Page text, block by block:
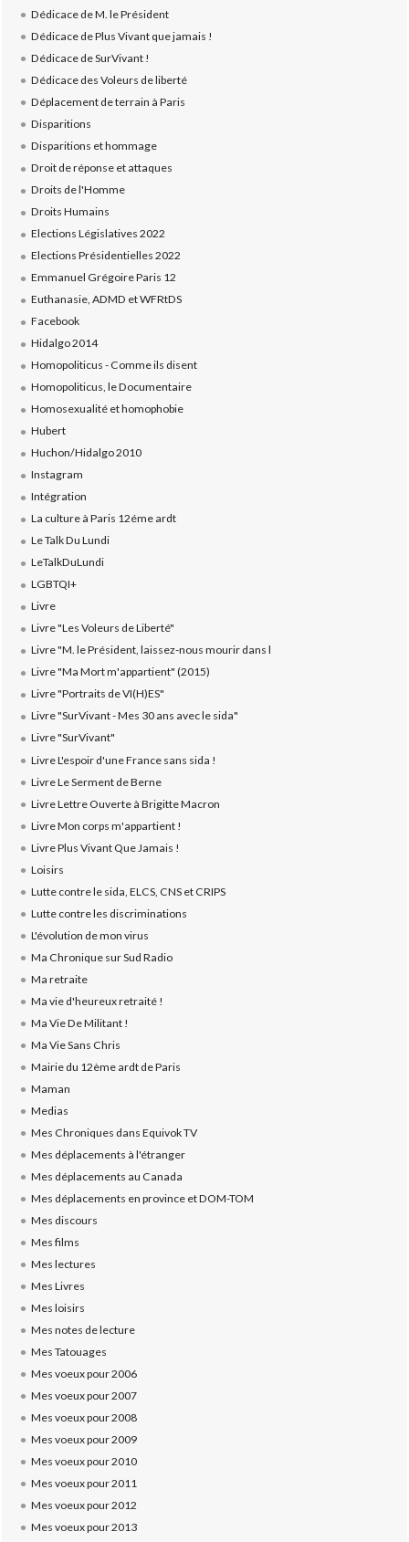
Dédicace de M. le Président
Dédicace de Plus Vivant que jamais !
Dédicace de SurVivant !
Dédicace des Voleurs de liberté
Déplacement de terrain à Paris
Disparitions
Disparitions et hommage
Droit de réponse et attaques
Droits de l'Homme
Droits Humains
Elections Législatives 2022
Elections Présidentielles 2022
Emmanuel Grégoire Paris 12
Euthanasie, ADMD et WFRtDS
Facebook
Hidalgo 2014
Homopoliticus - Comme ils disent
Homopoliticus, le Documentaire
Homosexualité et homophobie
Hubert
Huchon/Hidalgo 2010
Instagram
Intégration
La culture à Paris 12éme ardt
Le Talk Du Lundi
LeTalkDuLundi
LGBTQI+
Livre
Livre "Les Voleurs de Liberté"
Livre "M. le Président, laissez-nous mourir dans l
Livre "Ma Mort m'appartient" (2015)
Livre "Portraits de VI(H)ES"
Livre "SurVivant - Mes 30 ans avec le sida"
Livre "SurVivant"
Livre L'espoir d'une France sans sida !
Livre Le Serment de Berne
Livre Lettre Ouverte à Brigitte Macron
Livre Mon corps m'appartient !
Livre Plus Vivant Que Jamais !
Loisirs
Lutte contre le sida, ELCS, CNS et CRIPS
Lutte contre les discriminations
L'évolution de mon virus
Ma Chronique sur Sud Radio
Ma retraite
Ma vie d'heureux retraité !
Ma Vie De Militant !
Ma Vie Sans Chris
Mairie du 12ème ardt de Paris
Maman
Medias
Mes Chroniques dans Equivok TV
Mes déplacements à l'étranger
Mes déplacements au Canada
Mes déplacements en province et DOM-TOM
Mes discours
Mes films
Mes lectures
Mes Livres
Mes loisirs
Mes notes de lecture
Mes Tatouages
Mes voeux pour 2006
Mes voeux pour 2007
Mes voeux pour 2008
Mes voeux pour 2009
Mes voeux pour 2010
Mes voeux pour 2011
Mes voeux pour 2012
Mes voeux pour 2013